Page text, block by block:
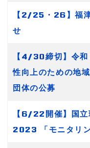
【2/25・26】福
せ
【4/30締切】令和
性向上のための地
団体の公募
【6/22開催】国立
2023 「モニタリ